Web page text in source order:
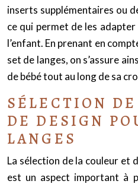
inserts supplémentaires ou
ce qui permet de les
l’enfant. En prenant en
set de langes, on s’assure
de bébé tout au long de sa
SÉLECTION
DE DESIGN
LANGES
La sélection de la couleur et
est un aspect important à